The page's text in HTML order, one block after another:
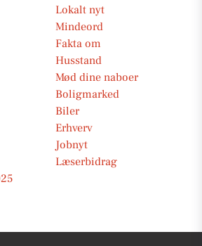
Lokalt nyt
Mindeord
Fakta om
Husstand
Mød dine naboer
Boligmarked
Biler
Erhverv
Jobnyt
Læserbidrag